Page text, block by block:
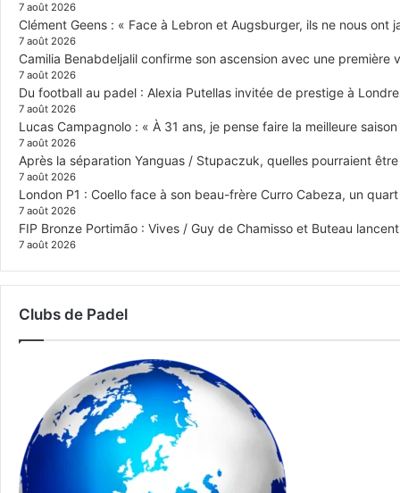
7 août 2026
Clément Geens : « Face à Lebron et Augsburger, ils ne nous ont
7 août 2026
Camilia Benabdeljalil confirme son ascension avec une première
7 août 2026
Du football au padel : Alexia Putellas invitée de prestige à
7 août 2026
Lucas Campagnolo : « À 31 ans, je pense faire la meilleure
7 août 2026
Après la séparation Yanguas / Stupaczuk, quelles pourraient
7 août 2026
London P1 : Coello face à son beau-frère Curro Cabeza, un
7 août 2026
FIP Bronze Portimão : Vives / Guy de Chamisso et Buteau
7 août 2026
Clubs de Padel